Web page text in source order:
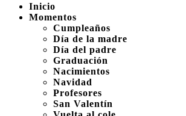
Inicio
Momentos
Cumpleaños
Día de la madre
Día del padre
Graduación
Nacimientos
Navidad
Profesores
San Valentín